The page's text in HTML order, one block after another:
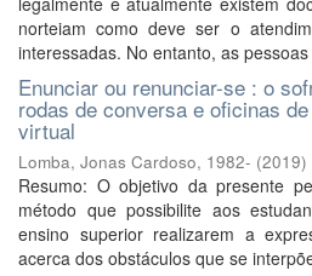
norteiam como deve ser o
interessadas. No entanto, as
Enunciar ou renunciar-se : o
rodas de conversa e oficinas
virtual
Lomba, Jonas Cardoso, 1982- (2019)
Resumo: O objetivo da presente
método que possibilite aos
ensino superior realizarem a
acerca dos obstáculos que se